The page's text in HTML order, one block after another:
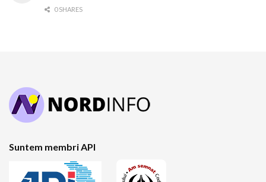
0 SHARES
Suntem membri API